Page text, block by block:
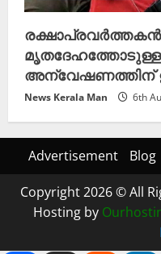
രക്ഷാപ്രവർത്തകൻ
അന്വേഷണത്തിന്
News Kerala Man 6th
Advertisement Blog
Copyright 2026 © All
Hosting by